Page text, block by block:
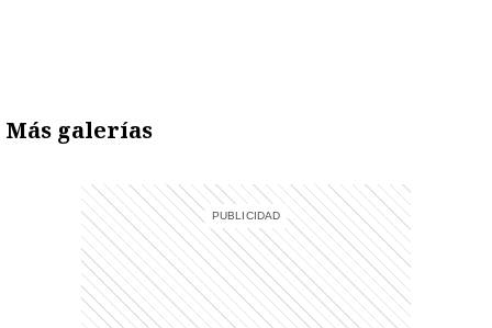
Más galerías